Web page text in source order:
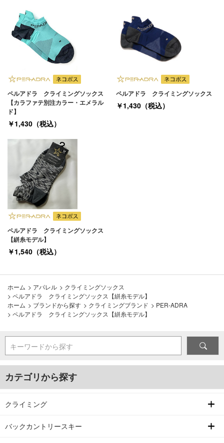
ペルアドラ クライミングソックス
【カラファテ別注カラー・エメラル
ド】
￥1,430（税込）
ペルアドラ クライミングソックス
￥1,430（税込）
ペルアドラ クライミングソックス
【絣糸モデル】
￥1,540（税込）
ホーム > アパレル > クライミングソックス
> ペルアドラ クライミングソックス【絣糸モデル】
ホーム > ブランドから探す > クライミングブランド > PER-ADRA
> ペルアドラ クライミングソックス【絣糸モデル】
キーワードから探す
カテゴリから探す
クライミング
バックカントリースキー